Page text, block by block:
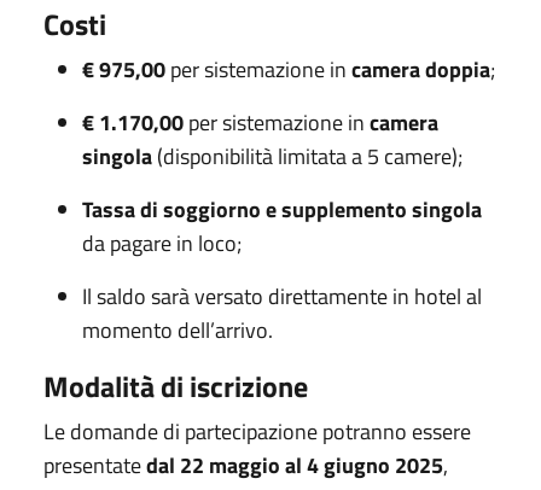
Costi
€ 975,00per sistemazione incamera doppia;
€ 1.170,00per sistemazione incamera
singola(disponibilità limitata a 5 camere);
Tassa di soggiorno e supplemento singola
da pagare in loco;
Il saldo sarà versato direttamente in hotel al
momento dell’arrivo.
Modalità di iscrizione
Le domande di partecipazione potranno essere
presentatedal 22 maggio al 4 giugno 2025,